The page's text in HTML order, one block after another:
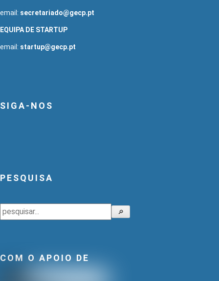
email: secretariado@gecp.pt
EQUIPA DE STARTUP
email: startup@gecp.pt
SIGA-NOS
PESQUISA
Pesquisar 🔎
COM O APOIO DE